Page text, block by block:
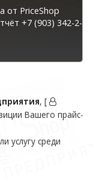
от PriceShop
+7 (903) 342-2-
, [
Вашего прайс-
услугу среди